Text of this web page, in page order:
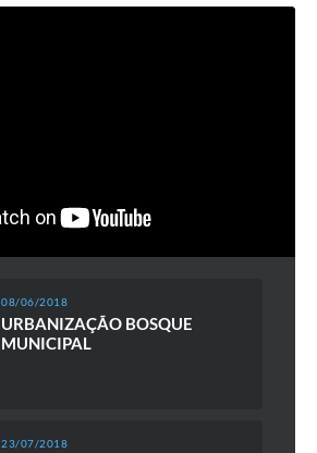
08/06/2018
URBANIZAÇÃO BOSQUE
MUNICIPAL
23/07/2018